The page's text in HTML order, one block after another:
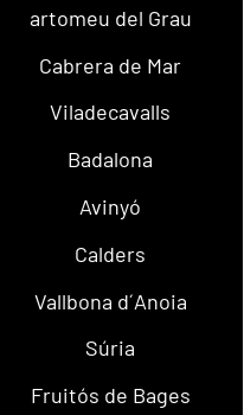
artomeu del Grau
Cabrera de Mar
Viladecavalls
Badalona
Avinyó
Calders
Vallbona d´Anoia
Súria
Fruitós de Bages